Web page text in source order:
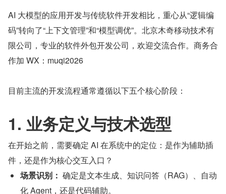
AI 大模型的应用开发与传统软件开发相比，重心从“逻辑编
码”转向了“上下文管理”和“模型调优”。北京木奇移动技术有
限公司，专业的软件外包开发公司，欢迎交流合作。商务合
作加 WX：muqi2026
目前主流的开发流程通常遵循以下五个核心阶段：
1. 业务定义与技术选型
在开始之前，需要确定 AI 在系统中的定位：是作为辅助插
件，还是作为核心交互入口？
场景识别： 确定是文本生成、知识问答（RAG）、自动
化 Agent，还是代码辅助。